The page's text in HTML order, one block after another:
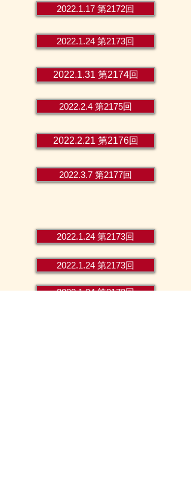
2022.1.17 第2172回
2022.1.24 第2173回
2022.1.31 第2174回
2022.2.4 第2175回
2022.2.21 第2176回
2022.3.7 第2177回
2022.1.24 第2173回
2022.1.24 第2173回
2022.1.24 第2173回